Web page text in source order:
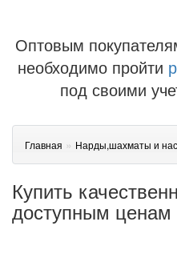
Оптовым
необходимо пройти
под своими
Главная » Нарды,шахматы и
Купить
доступным